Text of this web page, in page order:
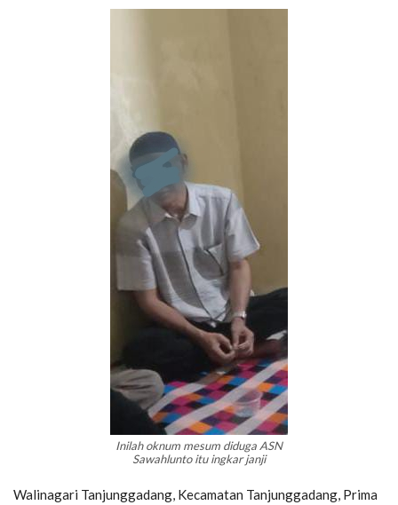
Inilah oknum mesum diduga ASN
Sawahlunto itu ingkar janji
Walinagari Tanjunggadang, Kecamatan Tanjunggadang, Prima